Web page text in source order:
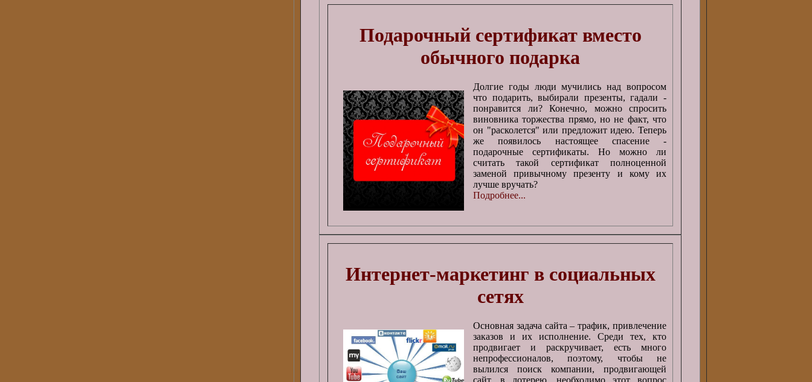
Подарочный сертификат вместо
обычного подарка
Долгие годы люди мучились над вопросом
что подарить, выбирали презенты, гадали -
понравится ли? Конечно, можно спросить
виновника торжества прямо, но не факт, что
он "расколется" или предложит идею. Теперь
же появилось настоящее спасение -
подарочные сертификаты. Но можно ли
считать такой сертификат полноценной
заменой привычному презенту и кому их
лучше вручать?
Подробнее...
Интернет-маркетинг в социальных
сетях
Основная задача сайта – трафик, привлечение
заказов и их исполнение. Среди тех, кто
продвигает и раскручивает, есть много
непрофессионалов, поэтому, чтобы не
вылился поиск компании, продвигающей
сайт, в лотерею, необходимо этот вопрос